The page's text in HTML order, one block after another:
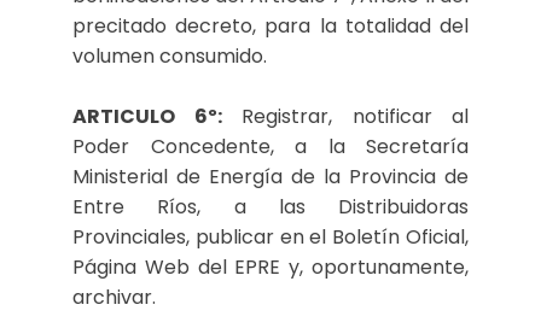
precitado decreto, para la totalidad del
volumen consumido.
ARTICULO 6º:Registrar, notificar al
Poder Concedente, a la Secretaría
Ministerial de Energía de la Provincia de
Entre Ríos, a las Distribuidoras
Provinciales, publicar en el Boletín Oficial,
Página Web del EPRE y, oportunamente,
archivar.